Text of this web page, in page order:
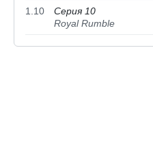
1.10
Серия 10
Royal Rumble